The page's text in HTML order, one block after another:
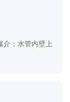
介；水管内壁上